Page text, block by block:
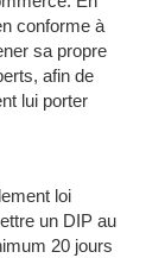
conforme à
sa propre
afin de
lui porter
loi
un DIP au
20 jours